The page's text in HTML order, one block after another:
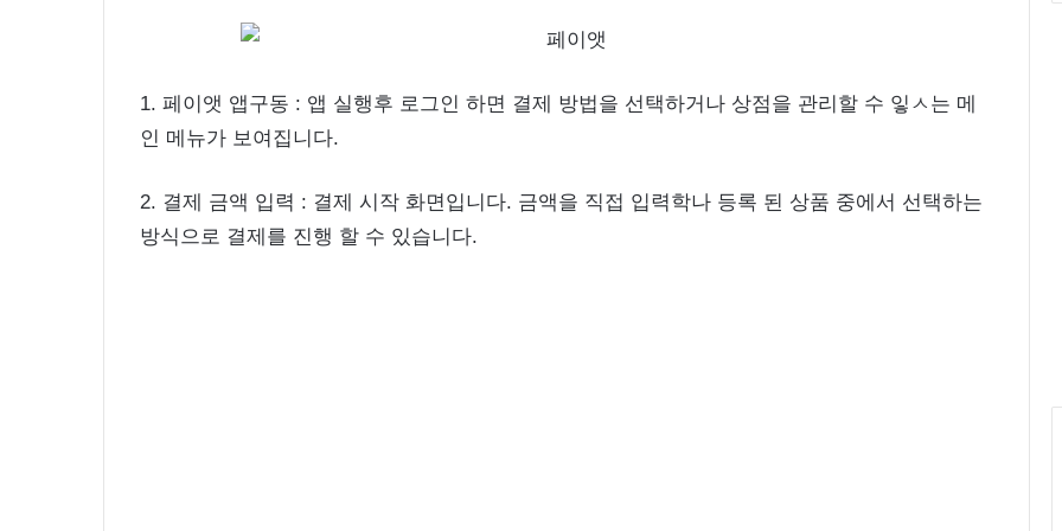
1. 페이앳 앱구동 : 앱 실행후 로그인 하면 결제 방법을 선택하거나 상점을 관리할 수 잏ㅅ는 메
인 메뉴가 보여집니다.
2. 결제 금액 입력 : 결제 시작 화면입니다. 금액을 직접 입력학나 등록 된 상품 중에서 선택하는
방식으로 결제를 진행 할 수 있습니다.